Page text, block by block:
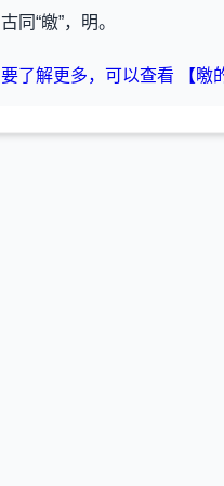
古同“皦”，明。
要了解更多，可以查看 【曒